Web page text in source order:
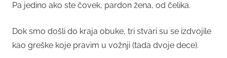
Pa jedino ako ste čovek, pardon žena, od čelika.
Dok smo došli do kraja obuke, tri stvari su se izdvojile
kao greške koje pravim u vožnji (tada dvoje dece).